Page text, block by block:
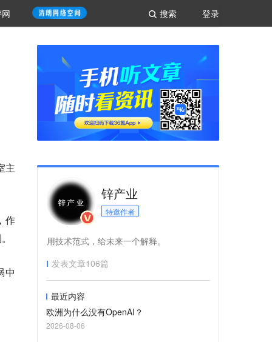
登录
搜索
主
作
中
锌产业
特邀作者
用技术范式，给未来一个解释。
发表文章106篇
最近内容
欧洲为什么没有OpenAI？
2026-08-06